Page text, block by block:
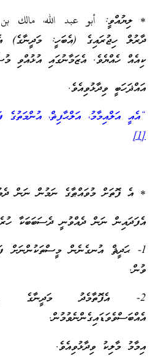
* ލިޔުއްވީ: أبو عبد الله، مالك
ދާރުލް ހިޖުރައިގެ (އެބަހީ: މަދީނާގެ)
ކިއެއް ހެއްޔެވެ. އެޒަމާނުގައި އުޅުއްވި
އައްޛަހަބީ ވިދާޅުވިއެވެ.
“އެއީ އަލްއިމާމު، އަލްޙާފިޡް،
[1]
* އެ ފޮތަށް މުވައްޠާގެ ނަމުން ނަން
އެފަދައިން ނަން ދެއްވުނީ ދެސަބަބަކާ
1- ޙަދީޘް އުނގެނެން މީސްތަކުންނަށް
ވުން.
2- އެފޮތާމެދު މަދީނާގެ
އެއްބަސްވެވަޑައިގެންނެވުމުން.
އިމާމު މާލިކު ވިދާޅުވިއެވެ.